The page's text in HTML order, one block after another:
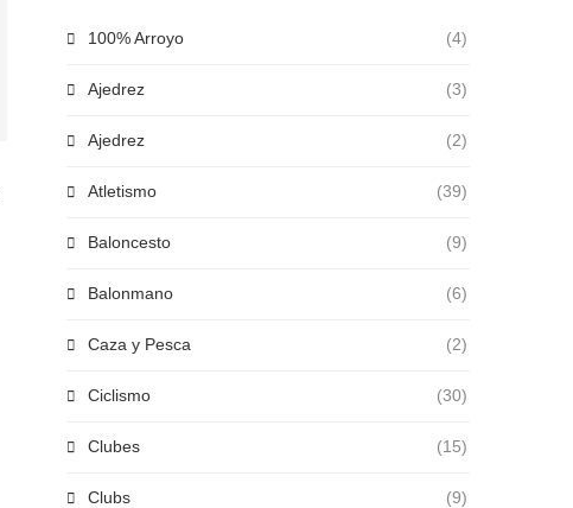
100% Arroyo (4)
Ajedrez (3)
Ajedrez (2)
Atletismo (39)
Baloncesto (9)
Balonmano (6)
Caza y Pesca (2)
Ciclismo (30)
Clubes (15)
Clubs (9)